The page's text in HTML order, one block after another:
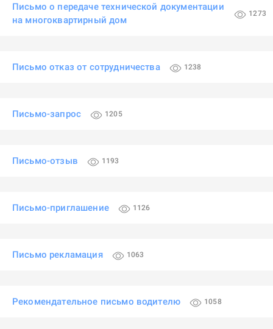
Письмо о передаче технической документации
на многоквартирный дом
1273
Письмо отказ от сотрудничества 1238
Письмо-запрос 1205
Письмо-отзыв 1193
Письмо-приглашение 1126
Письмо рекламация 1063
Рекомендательное письмо водителю 1058